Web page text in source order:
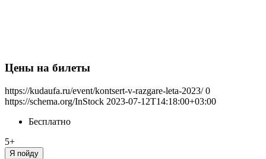
Цены на билеты
https://kudaufa.ru/event/kontsert-v-razgare-leta-2023/ 0
https://schema.org/InStock 2023-07-12T14:18:00+03:00
Бесплатно
5+
Я пойду